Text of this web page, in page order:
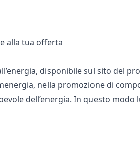
alla tua offerta
disponibile sul sito del
, nella promozione di
dell’energia. In questo modo